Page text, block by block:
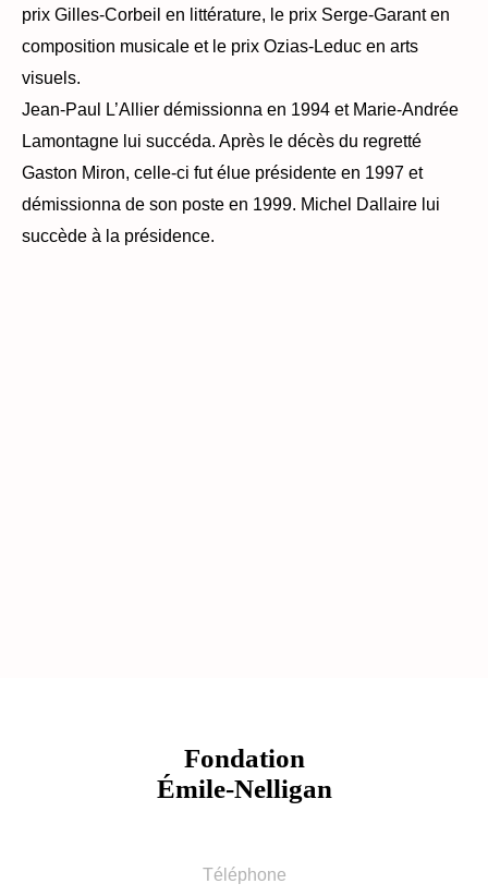
prix Gilles-Corbeil en littérature, le prix Serge-Garant en
composition musicale et le prix Ozias-Leduc en arts
visuels.
Jean-Paul L’Allier démissionna en 1994 et Marie-Andrée
Lamontagne lui succéda. Après le décès du regretté
Gaston Miron, celle-ci fut élue présidente en 1997 et
démissionna de son poste en 1999. Michel Dallaire lui
succède à la présidence.
Fondation
Émile-Nelligan
Téléphone